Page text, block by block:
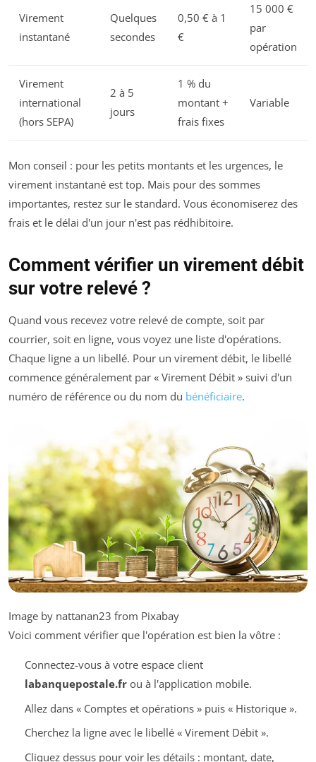
Virement
instantané
Quelques
secondes
0,50 € à 1
€
15 000 €
par
opération
Virement
international
(hors SEPA)
2 à 5
jours
1 % du
montant +
frais fixes
Variable
Mon conseil : pour les petits montants et les urgences, le
virement instantané est top. Mais pour des sommes
importantes, restez sur le standard. Vous économiserez des
frais et le délai d'un jour n'est pas rédhibitoire.
Comment vérifier un virement débit
sur votre relevé ?
Quand vous recevez votre relevé de compte, soit par
courrier, soit en ligne, vous voyez une liste d'opérations.
Chaque ligne a un libellé. Pour un virement débit, le libellé
commence généralement par « Virement Débit » suivi d'un
numéro de référence ou du nom du bénéficiaire.
Image by nattanan23 from Pixabay
Voici comment vérifier que l'opération est bien la vôtre :
Connectez-vous à votre espace client
labanquepostale.frou à l'application mobile.
Allez dans « Comptes et opérations » puis « Historique ».
Cherchez la ligne avec le libellé « Virement Débit ».
Cliquez dessus pour voir les détails : montant, date,